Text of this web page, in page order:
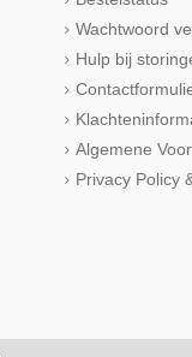
Wachtwoord
Hulp bij
Algemene
Privacy Policy